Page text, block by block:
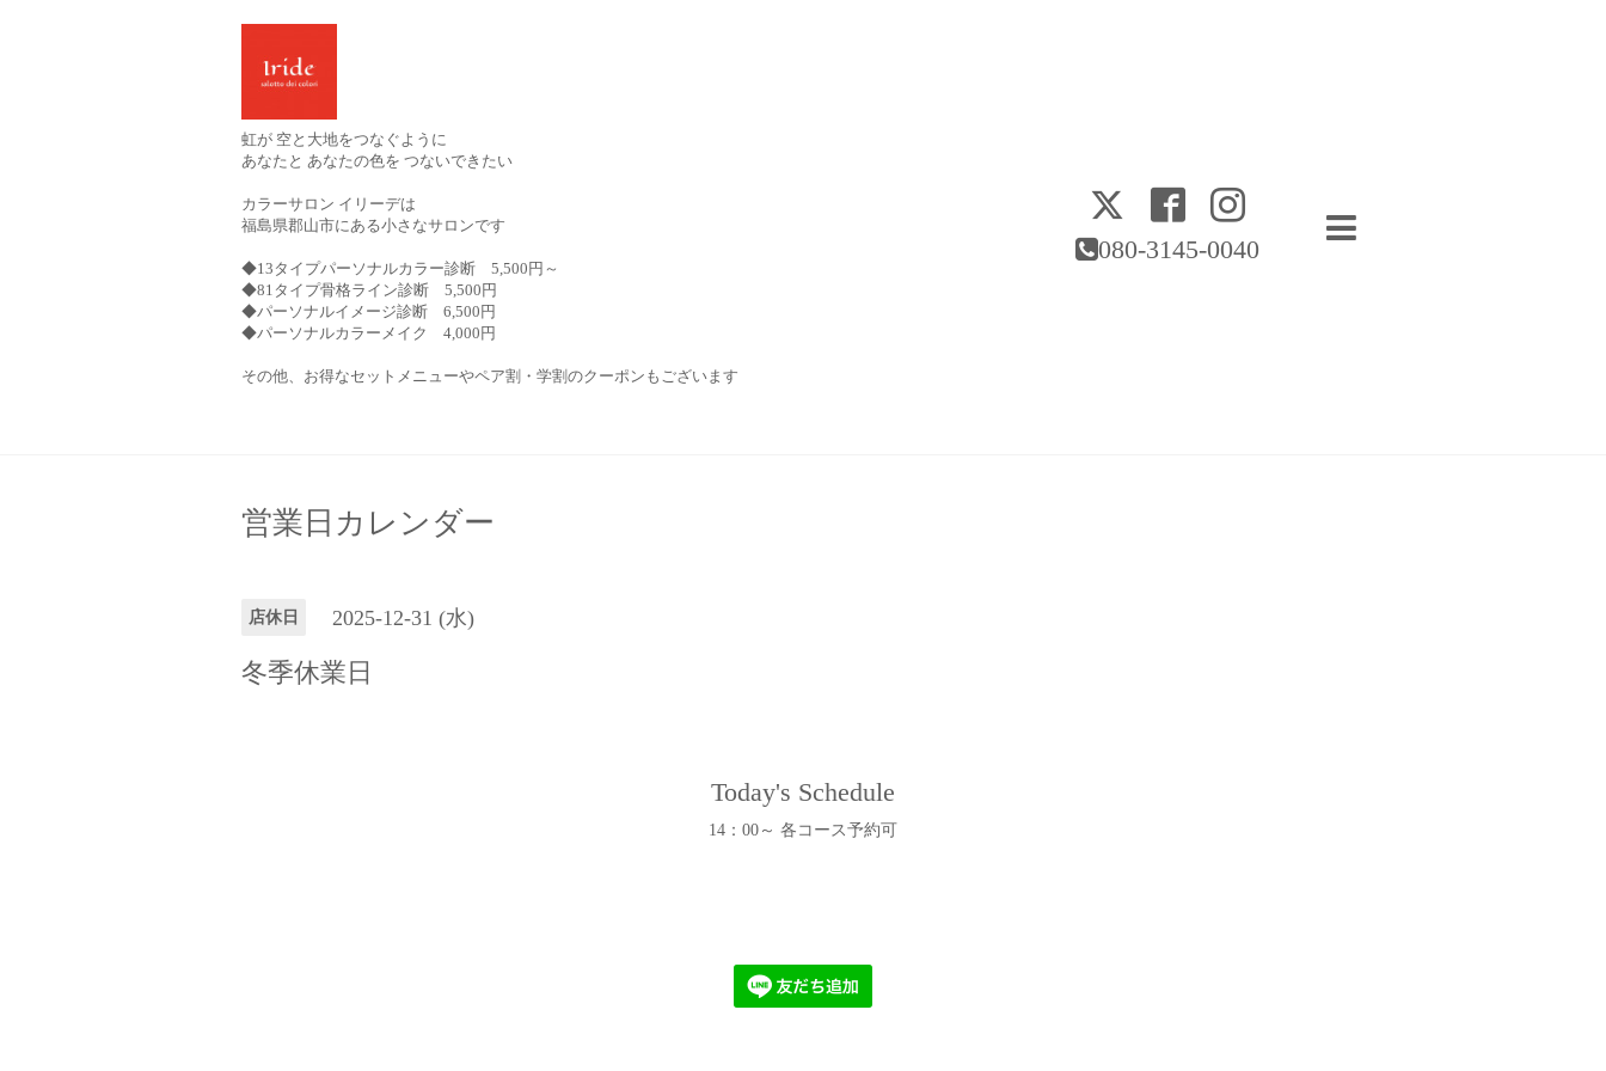
080-3145-0040
虹が 空と大地をつなぐように
あなたと あなたの色を つないできたい
カラーサロン イリーデは
福島県郡山市にある小さなサロンです
◆13タイプパーソナルカラー診断 5,500円～
◆81タイプ骨格ライン診断 5,500円
◆パーソナルイメージ診断 6,500円
◆パーソナルカラーメイク 4,000円
その他、お得なセットメニューやペア割・学割のクーポンもございます
営業日カレンダー
店休日 2025-12-31 (水)
冬季休業日
Today's Schedule
14：00～ 各コース予約可